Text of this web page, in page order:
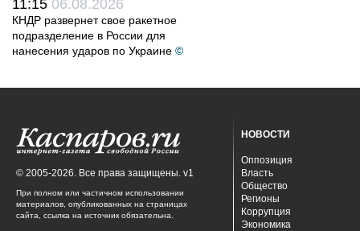
11:15 06.08.2026
КНДР развернет свое ракетное
подразделение в России для
нанесения ударов по Украине ©
© 2005-2026. Все права защищены. v1
При полном или частичном использовании
материалов, опубликованных на страницах
сайта, ссылка на источник обязательна.
НОВОСТИ
Оппозиция
Власть
Общество
Регионы
Коррупция
Экономика